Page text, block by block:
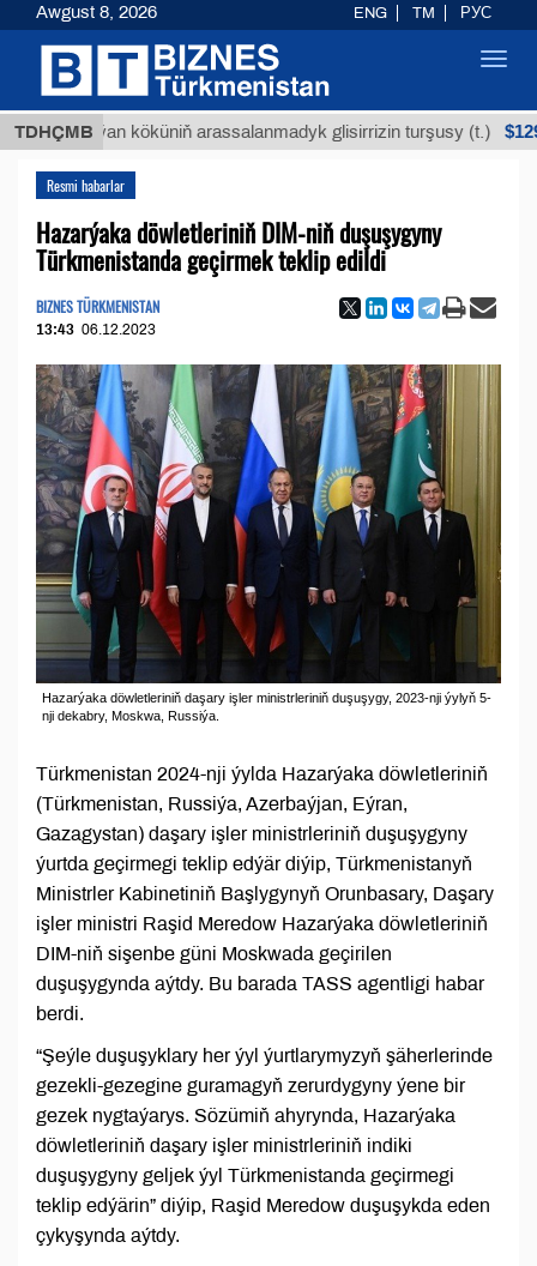
TDHÇMB
Buýan köküniň arassalanmadyk glisirrizin turşusy (t.) $12935,18
Resmi habarlar
Hazarýaka döwletleriniň DIM-niň duşuşygyny
Türkmenistanda geçirmek teklip edildi
BIZNES TÜRKMENISTAN
13:43 06.12.2023
Hazarýaka döwletleriniň daşary işler ministrleriniň duşuşygy, 2023-nji ýylyň 5-
nji dekabry, Moskwa, Russiýa.
Türkmenistan 2024-nji ýylda Hazarýaka döwletleriniň
(Türkmenistan, Russiýa, Azerbaýjan, Eýran,
Gazagystan) daşary işler ministrleriniň duşuşygyny
ýurtda geçirmegi teklip edýär diýip, Türkmenistanyň
Ministrler Kabinetiniň Başlygynyň Orunbasary, Daşary
işler ministri Raşid Meredow Hazarýaka döwletleriniň
DIM-niň sişenbe güni Moskwada geçirilen
duşuşygynda aýtdy. Bu barada TASS agentligi habar
berdi.
“Şeýle duşuşyklary her ýyl ýurtlarymyzyň şäherlerinde
gezekli-gezegine guramagyň zerurdygyny ýene bir
gezek nygtaýarys. Sözümiň ahyrynda, Hazarýaka
döwletleriniň daşary işler ministrleriniň indiki
duşuşygyny geljek ýyl Türkmenistanda geçirmegi
teklip edýärin” diýip, Raşid Meredow duşuşykda eden
çykyşynda aýtdy.
Awgust 8, 2026 ENG TM РУС